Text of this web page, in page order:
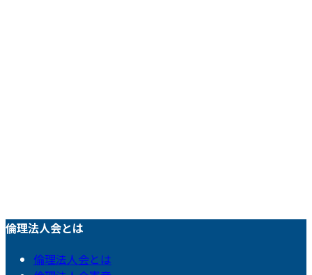
倫理法人会とは
倫理法人会とは